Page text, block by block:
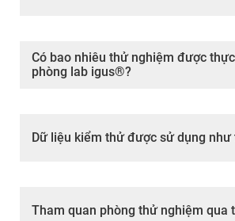
Có bao nhiêu thử nghiệm được
phòng lab igus®?
Dữ liệu kiểm thử được sử dụng như
Tham quan phòng thử nghiệm qua